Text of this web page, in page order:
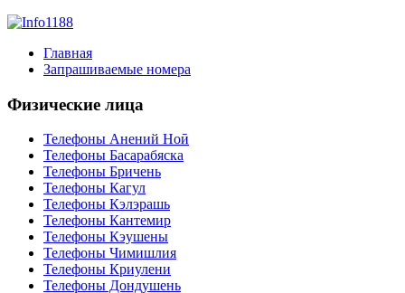
Главная
Запрашиваемые номера
Физические лица
Телефоны Анений Ноӣ
Телефоны Басарабяска
Телефоны Бричень
Телефоны Кагул
Телефоны Кэлэрашь
Телефоны Кантемир
Телефоны Кэушены
Телефоны Чимишлия
Телефоны Криулени
Телефоны Дондушень